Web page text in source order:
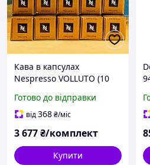
Кава в капсулах
Nespresso VOLLUTO (10
фруктовий смак
Готово до відправки
від368₴/міс
3 677₴/комплект
Купити